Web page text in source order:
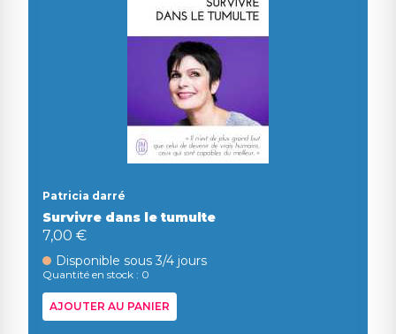
Patricia darré
Survivre dans le tumulte
7,00 €
Disponible sous 3/4 jours
Quantité en stock : 0
AJOUTER AU PANIER